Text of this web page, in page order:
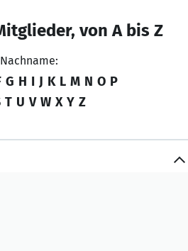
von A bis Z
Nachname:
G H I J K L M N O P
T U V W X Y Z